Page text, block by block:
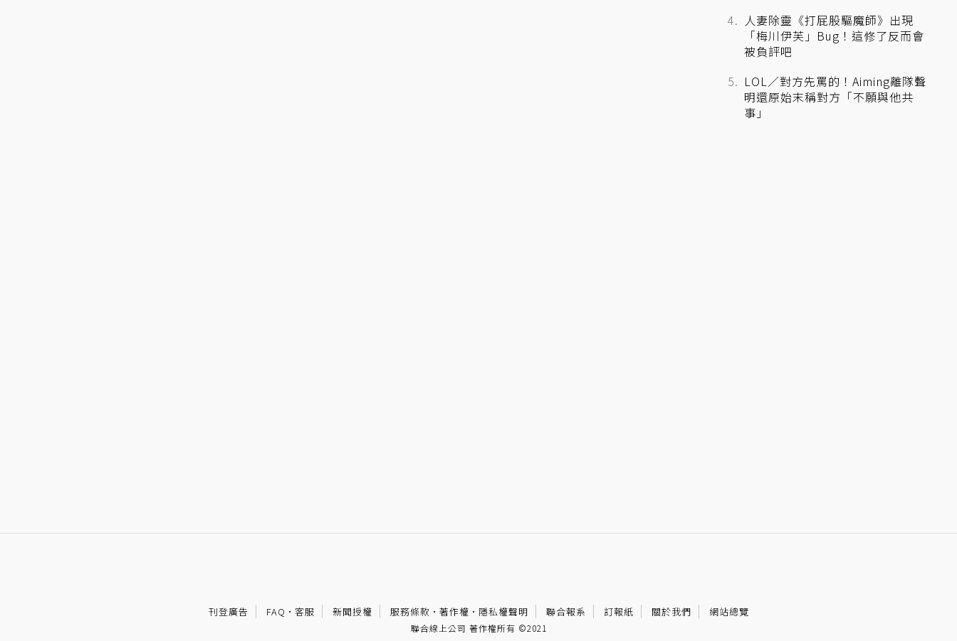
人妻除靈《打屁股驅魔師》出現
「梅川伊芙」Bug！這修了反而會
被負評吧
LOL／對方先罵的！Aiming離隊聲
明還原始末稱對方「不願與他共
事」
刊登廣告 FAQ · 客服 新聞授權 服務條款 · 著作權 · 隱私權聲明 聯合報系 訂報紙 關於我們 網站總覽
聯合線上公司 著作權所有 ©2021